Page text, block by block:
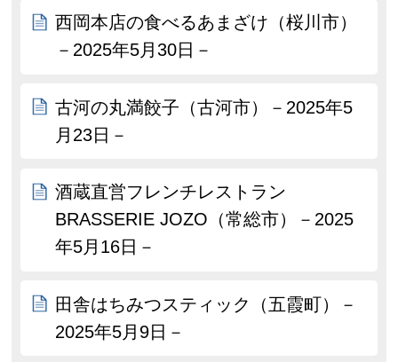
西岡本店の食べるあまざけ（桜川市）
－2025年5月30日－
古河の丸満餃子（古河市）－2025年5
月23日－
酒蔵直営フレンチレストラン
BRASSERIE JOZO（常総市）－2025
年5月16日－
田舎はちみつスティック（五霞町）－
2025年5月9日－